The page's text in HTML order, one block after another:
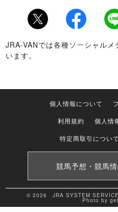
Twitter Facebook LINE
JRA-VANでは各種ソーシャル
います。
個人情報について
利用規約
個人情
特定商取引について
競馬予想・競馬
© 2026 JRA SYSTEM
Photo by